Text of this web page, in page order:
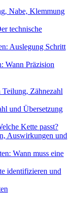
Nabe, Klemmung
technische
Auslegung Schritt
Wann Präzision
Teilung, Zähnezahl
und Übersetzung
Kette passt?
Auswirkungen und
Wann muss eine
identifizieren und